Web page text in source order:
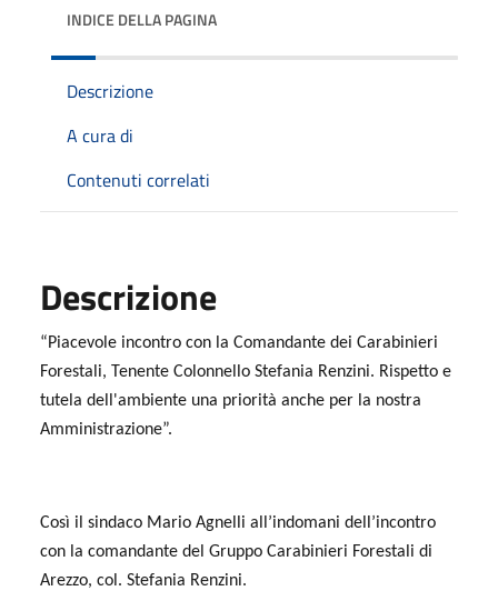
INDICE DELLA PAGINA
Descrizione
A cura di
Contenuti correlati
Descrizione
“Piacevole incontro con la Comandante dei Carabinieri
Forestali, Tenente Colonnello Stefania Renzini. Rispetto e
tutela dell'ambiente una priorità anche per la nostra
Amministrazione”.
Così il sindaco Mario Agnelli all’indomani dell’incontro
con la comandante del Gruppo Carabinieri Forestali di
Arezzo, col. Stefania Renzini.